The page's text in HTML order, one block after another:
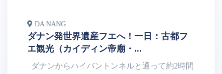
DA NANG
ダナン発世界遺産フエへ！一日：古都フ
エ観光（カイディン帝廟・...
ダナンからハイバントンネルと通って約2時間